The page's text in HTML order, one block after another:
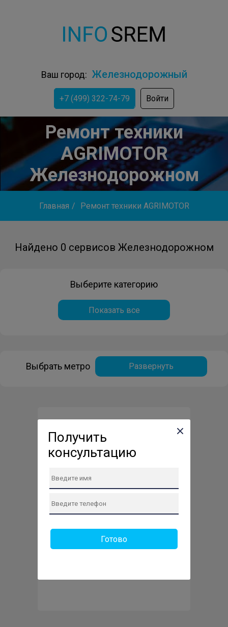
Ваш город: Железнодорожный
+7 (499) 322-74-79 Войти
Ремонт техники
AGRIMOTOR
Железнодорожном
Главная / Ремонт техники AGRIMOTOR
Найдено 0 сервисов Железнодорожном
Выберите категорию
Показать все
Выбрать метро Развернуть
курьера на дом
Получить
консультацию
Готово